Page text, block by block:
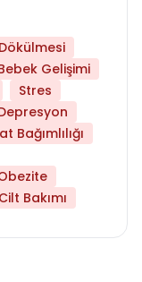
Gelişimi
Stres
Bağımlılığı
Cilt Bakımı